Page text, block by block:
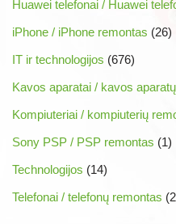
Huawei telefonai / Huawei
iPhone / iPhone remontas (26)
IT ir technologijos (676)
Kavos aparatai / kavos
Kompiuteriai / kompiuterių
Sony PSP / PSP remontas (1)
Technologijos (14)
Telefonai / telefonų remontas